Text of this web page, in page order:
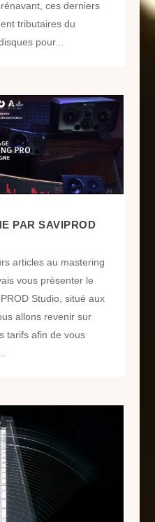
ces derniers
tributaires du
pour...
PAR SAVIPROD
articles au mastering
vous présenter le
Studio, situé aux
allons revenir sur
tarifs afin de vous